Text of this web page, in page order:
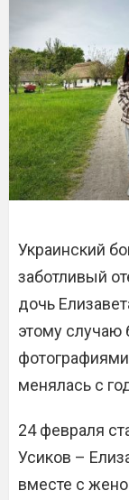
Украинский
заботливый
дочь
этому случаю
менялась с
24 февраля
Усиков –
вместе с